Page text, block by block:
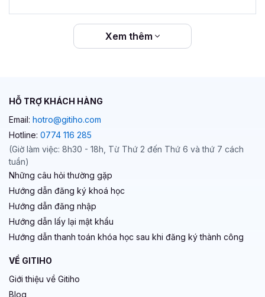
Xem thêm
HỖ TRỢ KHÁCH HÀNG
Email: hotro@gitiho.com
Hotline: 0774 116 285
(Giờ làm việc: 8h30 - 18h, Từ Thứ 2 đến Thứ 6 và thứ 7 cách
tuần)
Những câu hỏi thường gặp
Hướng dẫn đăng ký khoá học
Hướng dẫn đăng nhập
Hướng dẫn lấy lại mật khẩu
Hướng dẫn thanh toán khóa học sau khi đăng ký thành công
VỀ GITIHO
Giới thiệu về Gitiho
Blog